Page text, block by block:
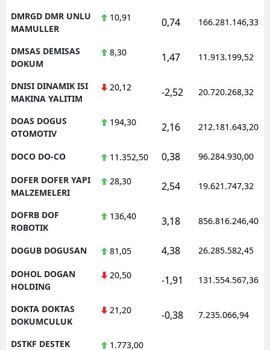
DMRGD DMR UNLU
MAMULLER
10,91 0,74 166.281.146,33
DMSAS DEMISAS
DOKUM
8,30 1,47 11.913.199,52
DNISI DINAMIK ISI
MAKINA YALITIM
20,12 -2,52 20.720.268,32
DOAS DOGUS
OTOMOTIV
194,30 2,16 212.181.643,20
DOCO DO-CO 11.352,50 0,38 96.284.930,00
DOFER DOFER YAPI
MALZEMELERI
28,30 2,54 19.621.747,32
DOFRB DOF
ROBOTIK
136,40 3,18 856.816.246,40
DOGUB DOGUSAN 81,05 4,38 26.285.582,45
DOHOL DOGAN
HOLDING
20,50 -1,91 131.554.567,36
DOKTA DOKTAS
DOKUMCULUK
21,20 -0,38 7.235.066,94
DSTKF DESTEK 1.773,00